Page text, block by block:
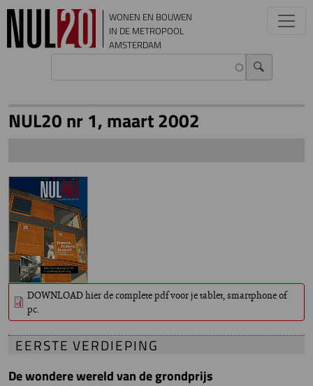
Overslaan en naar de inhoud gaan
WONEN EN BOUWEN
IN DE METROPOOL
AMSTERDAM
EERSTE VERDIEPING
De wondere wereld van de grondprijs
NUL20 nr 1, maart 2002
DOWNLOAD hier de complete pdf voor je tablet, smartphone of
pc.